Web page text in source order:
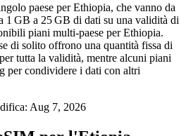
paese per Ethiopia, che vanno da
1 GB a 25 GB di dati su una validità di
piani multi‑paese per Ethiopia.
di solito offrono una quantità fissa di
tutta la validità, mentre alcuni piani
per condividere i dati con altri
Aug 7, 2026